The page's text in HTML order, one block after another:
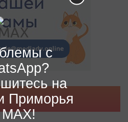
с
на
Приморья